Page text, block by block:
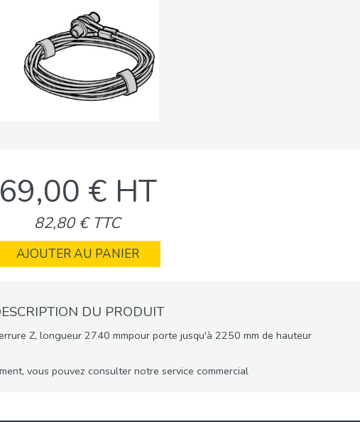
69,00 € HT
82,80 € TTC
AJOUTER AU PANIER
DU PRODUIT
Z, longueur 2740 mmpour porte jusqu'à 2250 mm de hauteur
vous pouvez consulter notre service commercial